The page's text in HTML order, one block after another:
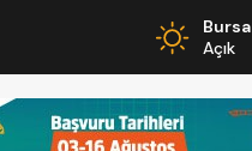
Bursa
Açık